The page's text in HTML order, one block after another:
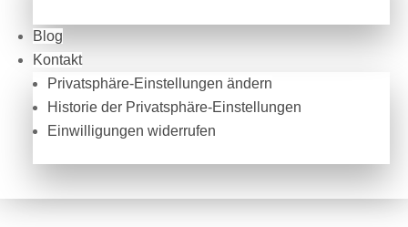
Blog
Kontakt
Privatsphäre-Einstellungen ändern
Historie der Privatsphäre-Einstellungen
Einwilligungen widerrufen